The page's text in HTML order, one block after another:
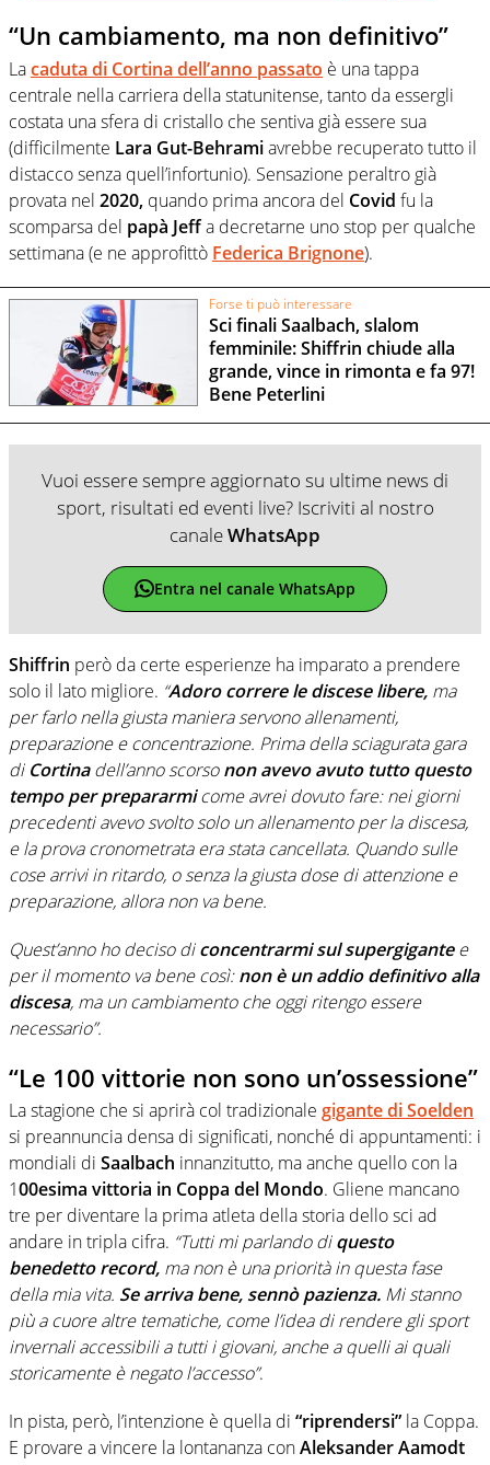
“Un cambiamento, ma non definitivo”
Lacaduta di Cortina dell’anno passato è una tappa
centrale nella carriera della statunitense, tanto da essergli
costata una sfera di cristallo che sentiva già essere sua
(difficilmente Lara Gut-Behramiavrebbe recuperato tutto il
distacco senza quell’infortunio). Sensazione peraltro già
provata nel 2020, quando prima ancora del Covid fu la
scomparsa del papà Jeffa decretarne uno stop per qualche
settimana (e ne approfittò Federica Brignone).
Forse ti può interessare
Sci finali Saalbach, slalom
femminile: Shiffrin chiude alla
grande, vince in rimonta e fa 97!
Bene Peterlini
Vuoi essere sempre aggiornato su ultime news di
sport, risultati ed eventi live? Iscriviti al nostro
canaleWhatsApp
Entra nel canale WhatsApp
Shiffrin però da certe esperienze ha imparato a prendere
solo il lato migliore. “Adoro correre le discese libere, ma
per farlo nella giusta maniera servono allenamenti,
preparazione e concentrazione. Prima della sciagurata gara
di Cortinadell’anno scorsonon avevo avuto tutto questo
tempo per prepararmicome avrei dovuto fare: nei giorni
precedenti avevo svolto solo un allenamento per la discesa,
e la prova cronometrata era stata cancellata. Quando sulle
cose arrivi in ritardo, o senza la giusta dose di attenzione e
preparazione, allora non va bene.
Quest’anno ho deciso diconcentrarmi sul supergigantee
per il momento va bene così:non è un addio definitivo alla
discesa, ma un cambiamento che oggi ritengo essere
necessario”.
“Le 100 vittorie non sono un’ossessione”
La stagione che si aprirà col tradizionale gigante di Soelden
si preannuncia densa di significati, nonché di appuntamenti: i
mondiali di Saalbach innanzitutto, ma anche quello con la
100esima vittoria in Coppa del Mondo. Gliene mancano
tre per diventare la prima atleta della storia dello sci ad
andare in tripla cifra. “Tutti mi parlando diquesto
benedetto record, ma non è una priorità in questa fase
della mia vita. Se arriva bene, sennò pazienza. Mi stanno
più a cuore altre tematiche, come l’idea di rendere gli sport
invernali accessibili a tutti i giovani, anche a quelli ai quali
storicamente è negato l’accesso”.
In pista, però, l’intenzione è quella di “riprendersi” la Coppa.
E provare a vincere la lontananza conAleksander Aamodt